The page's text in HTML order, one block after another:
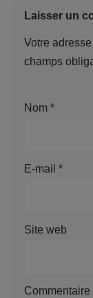
Laisser un
Votre
champs
Nom *
E-mail *
Site web
Commentaire